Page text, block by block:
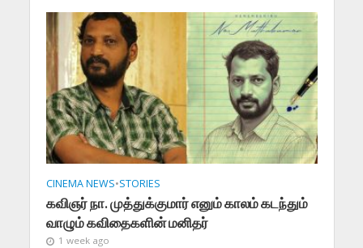
CINEMA NEWS•STORIES
கவிஞர் நா. முத்துக்குமார் எனும் காலம் கடந்தும்
வாழும் கவிதைகளின் மனிதர்
1 week ago